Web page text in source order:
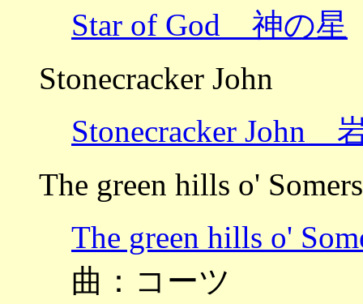
Star of God 神の星
Stonecracker John
Stonecracker John
The green hills o'
The green hills o'
曲：コーツ